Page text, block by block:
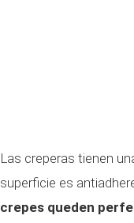
Las creperas tienen
superficie es
crepes queden